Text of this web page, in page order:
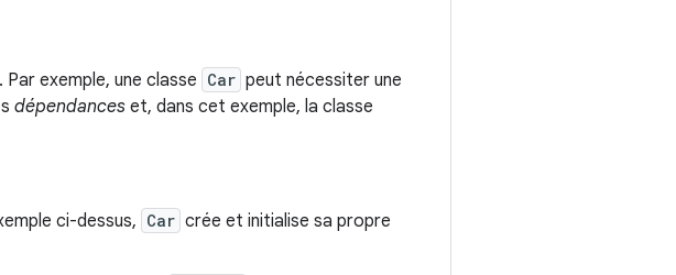
exemple, une classe Car peut nécessiter une
dépendances et, dans cet exemple, la classe
ci-dessus, Car crée et initialise sa propre